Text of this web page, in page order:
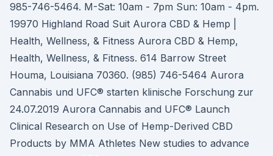
985-746-5464. M-Sat: 10am - 7pm Sun: 10am - 4pm.
19970 Highland Road Suit Aurora CBD & Hemp |
Health, Wellness, & Fitness Aurora CBD & Hemp,
Health, Wellness, & Fitness. 614 Barrow Street
Houma, Louisiana 70360. (985) 746-5464 Aurora
Cannabis und UFC® starten klinische Forschung zur
24.07.2019 Aurora Cannabis and UFC® Launch
Clinical Research on Use of Hemp-Derived CBD
Products by MMA Athletes New studies to advance